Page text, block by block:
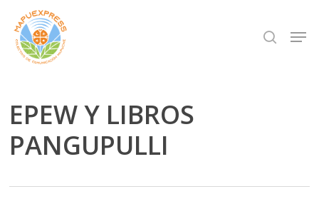
Skip
main
search
EPEW Y LIBROS
PANGUPULLI
Close